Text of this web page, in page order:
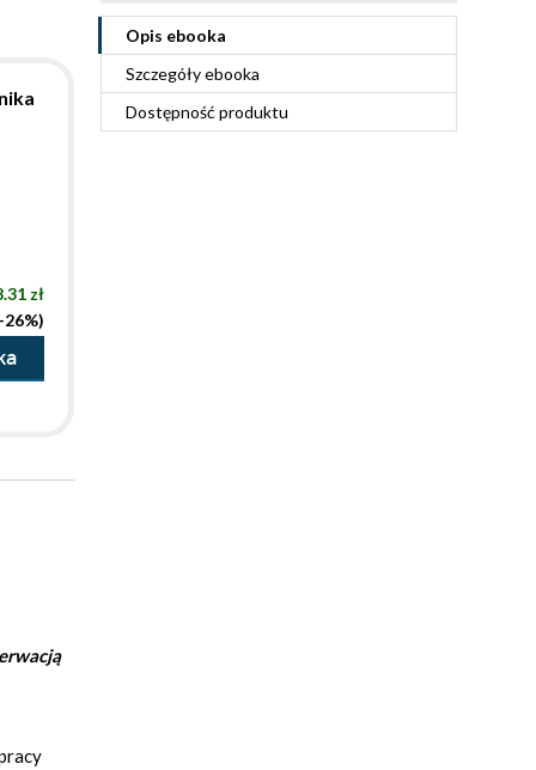
Opis ebooka
Szczegółyebooka
Dostępność produktu
zł
26%)